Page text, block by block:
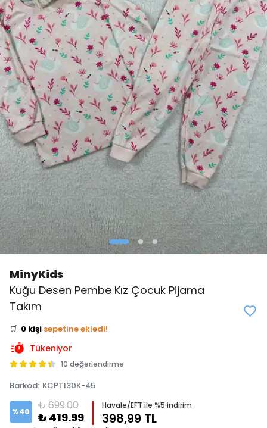
MinyKids
Kuğu Desen Pembe Kız Çocuk Pijama
Takım
👀 Şu an
🛒 0 kişi sepetine ekledi!
✅ Bugün 0 adet
Tükeniyor
10 değerlendirme
Barkod: KCPT130K-45
%40 ₺ 699.00
₺ 419.99
Havale/EFT ile %5 indirim
398,99 TL